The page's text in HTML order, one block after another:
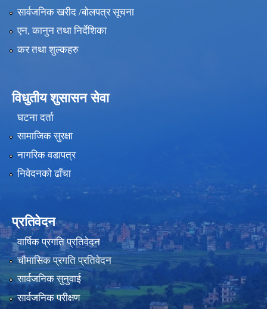
सार्वजनिक खरीद /बोलपत्र सूचना
एन, कानुन तथा निर्देशिका
कर तथा शुल्कहरु
विधुतीय शुसासन सेवा
घटना दर्ता
सामाजिक सुरक्षा
नागरिक वडापत्र
निवेदनको ढाँचा
प्रतिवेदन
वार्षिक प्रगति प्रतिवेदन
चौमासिक प्रगति प्रतिवेदन
सार्वजनिक सुनुवाई
सार्वजनिक परीक्षण